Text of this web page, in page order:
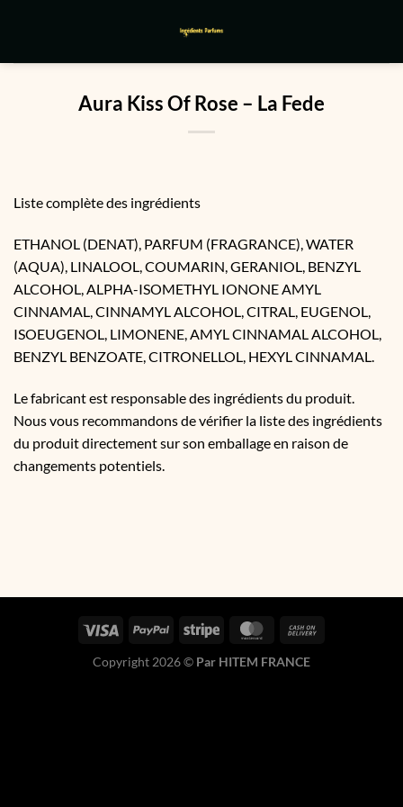
Aura Kiss Of Rose – La Fede
Liste complète des ingrédients
ETHANOL (DENAT), PARFUM (FRAGRANCE), WATER
(AQUA), LINALOOL, COUMARIN, GERANIOL, BENZYL
ALCOHOL, ALPHA-ISOMETHYL IONONE AMYL
CINNAMAL, CINNAMYL ALCOHOL, CITRAL, EUGENOL,
ISOEUGENOL, LIMONENE, AMYL CINNAMAL ALCOHOL,
BENZYL BENZOATE, CITRONELLOL, HEXYL CINNAMAL.
Le fabricant est responsable des ingrédients du produit.
Nous vous recommandons de vérifier la liste des ingrédients
du produit directement sur son emballage en raison de
changements potentiels.
Copyright 2026 © Par HITEM FRANCE